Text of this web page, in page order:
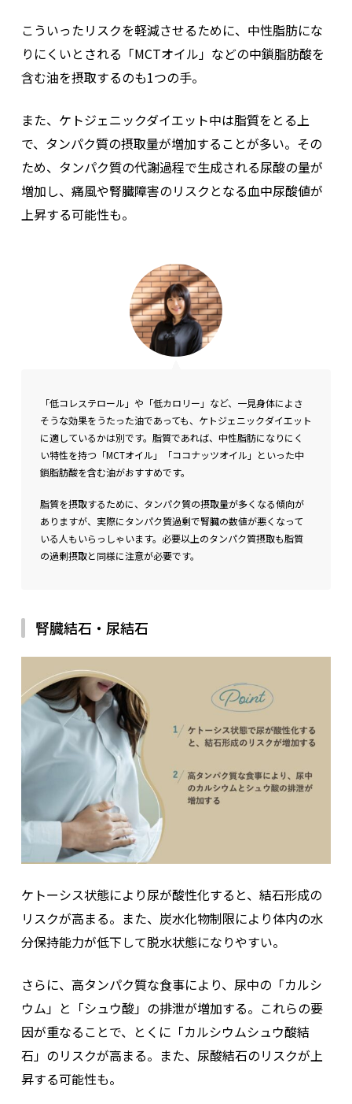
こういったリスクを軽減させるために、中性脂肪にな
りにくいとされる「MCTオイル」などの中鎖脂肪酸を
含む油を摂取するのも1つの手。
また、ケトジェニックダイエット中は脂質をとる上
で、タンパク質の摂取量が増加することが多い。その
ため、タンパク質の代謝過程で生成される尿酸の量が
増加し、痛風や腎臓障害のリスクとなる血中尿酸値が
上昇する可能性も。
「低コレステロール」や「低カロリー」など、一見身体によさ
そうな効果をうたった油であっても、ケトジェニックダイエット
に適しているかは別です。脂質であれば、中性脂肪になりにく
い特性を持つ「MCTオイル」「ココナッツオイル」といった中
鎖脂肪酸を含む油がおすすめです。
脂質を摂取するために、タンパク質の摂取量が多くなる傾向が
ありますが、実際にタンパク質過剰で腎臓の数値が悪くなって
いる人もいらっしゃいます。必要以上のタンパク質摂取も脂質
の過剰摂取と同様に注意が必要です。
腎臓結石・尿結石
ケトーシス状態により尿が酸性化すると、結石形成の
リスクが高まる。また、炭水化物制限により体内の水
分保持能力が低下して脱水状態になりやすい。
さらに、高タンパク質な食事により、尿中の「カルシ
ウム」と「シュウ酸」の排泄が増加する。これらの要
因が重なることで、とくに「カルシウムシュウ酸結
石」のリスクが高まる。また、尿酸結石のリスクが上
昇する可能性も。